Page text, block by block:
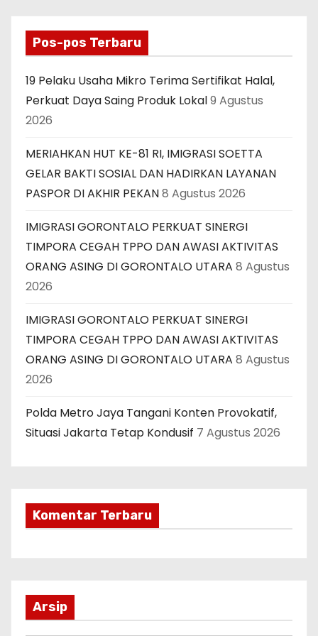
Pos-pos Terbaru
19 Pelaku Usaha Mikro Terima Sertifikat Halal,
Perkuat Daya Saing Produk Lokal9 Agustus
2026
MERIAHKAN HUT KE-81 RI, IMIGRASI SOETTA
GELAR BAKTI SOSIAL DAN HADIRKAN LAYANAN
PASPOR DI AKHIR PEKAN8 Agustus 2026
IMIGRASI GORONTALO PERKUAT SINERGI
TIMPORA CEGAH TPPO DAN AWASI AKTIVITAS
ORANG ASING DI GORONTALO UTARA 8 Agustus
2026
IMIGRASI GORONTALO PERKUAT SINERGI
TIMPORA CEGAH TPPO DAN AWASI AKTIVITAS
ORANG ASING DI GORONTALO UTARA 8 Agustus
2026
Polda Metro Jaya Tangani Konten Provokatif,
Situasi Jakarta Tetap Kondusif 7 Agustus 2026
Komentar Terbaru
Arsip